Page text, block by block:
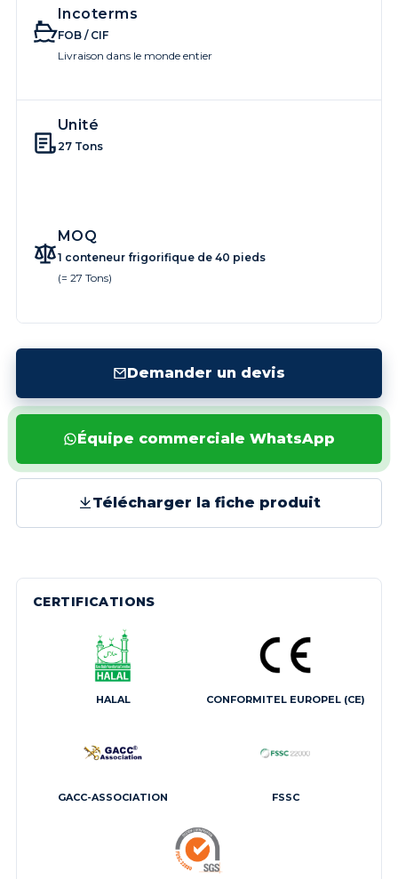
Incoterms
FOB / CIF
Livraison dans le monde entier
Unité
27 Tons
MOQ
1 conteneur frigorifique de 40 pieds
(= 27 Tons)
Demander un devis
Équipe commerciale WhatsApp
Télécharger la fiche produit
CERTIFICATIONS
HALAL CONFORMITEL EUROPEL (CE)
GACC-ASSOCIATION FSSC